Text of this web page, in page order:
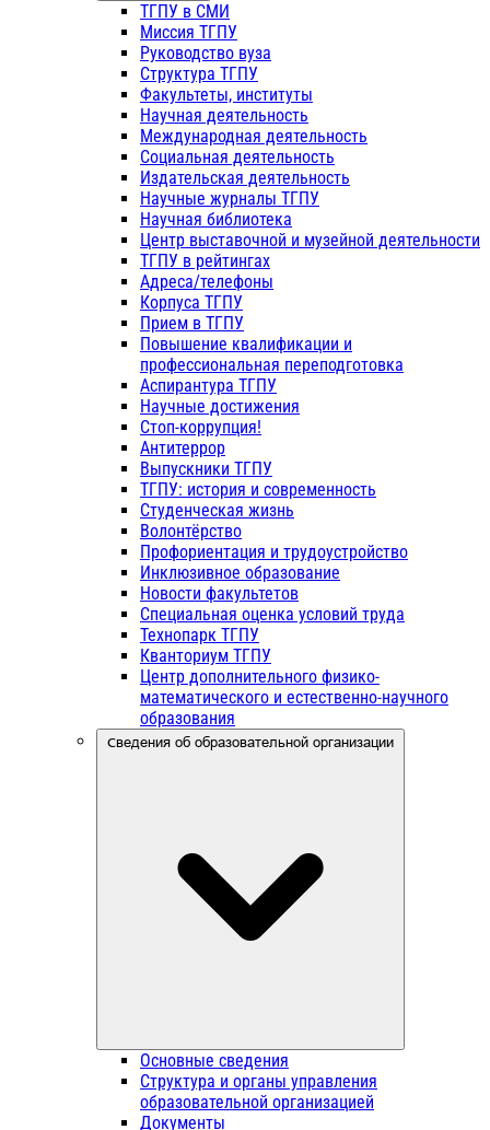
ТГПУ в СМИ
Миссия ТГПУ
Руководство вуза
Структура ТГПУ
Факультеты, институты
Научная деятельность
Международная деятельность
Социальная деятельность
Издательская деятельность
Научные журналы ТГПУ
Научная библиотека
Центр выставочной и музейной деятельности
ТГПУ в рейтингах
Адреса/телефоны
Корпуса ТГПУ
Прием в ТГПУ
Повышение квалификации и
профессиональная переподготовка
Аспирантура ТГПУ
Научные достижения
Стоп-коррупция!
Антитеррор
Выпускники ТГПУ
ТГПУ: история и современность
Студенческая жизнь
Волонтёрство
Профориентация и трудоустройство
Инклюзивное образование
Новости факультетов
Специальная оценка условий труда
Технопарк ТГПУ
Кванториум ТГПУ
Центр дополнительного физико-
математического и естественно-научного
образования
Сведения об образовательной организации
Основные сведения
Структура и органы управления
образовательной организацией
Документы